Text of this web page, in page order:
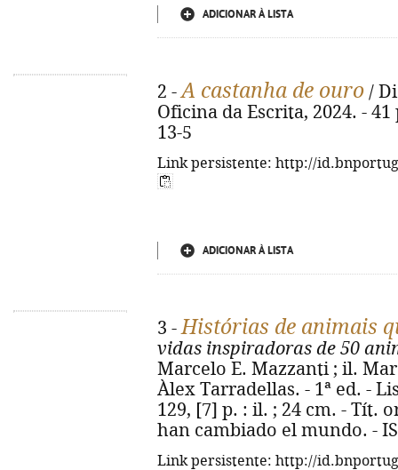
ADICIONAR À LISTA
2 -A castanha de ouro /
Oficina da Escrita, 2024. - 41
13-5
Link persistente: http://
ADICIONAR À LISTA
3 -Histórias de animais
vidas inspiradoras de 50
Marcelo E. Mazzanti ; il.
Àlex Tarradellas. - 1ª ed. -
129, [7] p. : il. ; 24 cm. - Tít.
han cambiado el mundo. -
Link persistente: http://